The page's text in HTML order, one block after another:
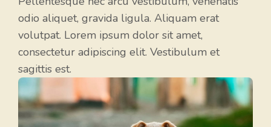
odio aliquet, gravida ligula. Aliquam erat
volutpat. Lorem ipsum dolor sit amet,
consectetur adipiscing elit. Vestibulum et
sagittis est.